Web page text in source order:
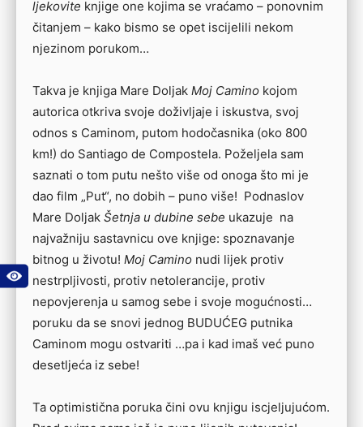
ljekovite knjige one kojima se vraćamo – ponovnim
čitanjem – kako bismo se opet iscijelili nekom
njezinom porukom…
Takva je knjiga Mare Doljak Moj Camino kojom
autorica otkriva svoje doživljaje i iskustva, svoj
odnos s Caminom, putom hodočasnika (oko 800
km!) do Santiago de Compostela. Poželjela sam
saznati o tom putu nešto više od onoga što mi je
dao film „Put“, no dobih – puno više! Podnaslov
Mare Doljak Šetnja u dubine sebe ukazuje na
najvažniju sastavnicu ove knjige: spoznavanje
bitnog u životu! Moj Camino nudi lijek protiv
nestrpljivosti, protiv netolerancije, protiv
nepovjerenja u samog sebe i svoje mogućnosti…
poruku da se snovi jednog BUDUĆEG putnika
Caminom mogu ostvariti …pa i kad imaš već puno
desetljeća iz sebe!
Ta optimistična poruka čini ovu knjigu iscjeljujućom.